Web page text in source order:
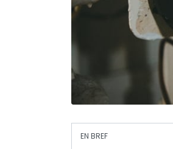
EN BREF